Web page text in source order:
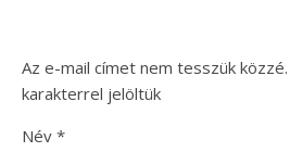
Az e-mail címet nem tesszük közzé.
karakterrel jelöltük
Név *